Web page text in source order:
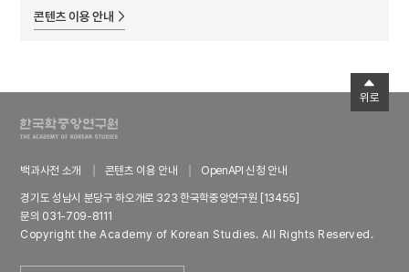
콘텐츠 이용 안내
백과사전 소개 콘텐츠 이용 안내
OpenAPI 신청 안내
경기도 성남시 분당구 하오개로 323 한국학중앙연구원 [13455]
문의 031-709-8111
Copyright the Academy of Korean Studies. All Rights Reserved.
위로